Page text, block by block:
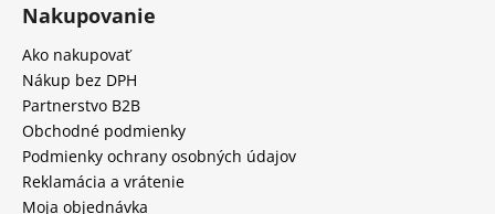
Nakupovanie
Ako nakupovať
Nákup bez DPH
Partnerstvo B2B
Obchodné podmienky
Podmienky ochrany osobných údajov
Reklamácia a vrátenie
Moja objednávka